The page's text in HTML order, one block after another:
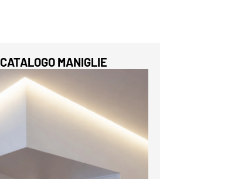
CATALOGO MANIGLIE